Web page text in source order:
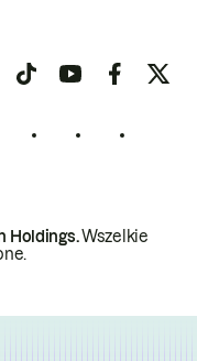
Holdings.Wszelkie